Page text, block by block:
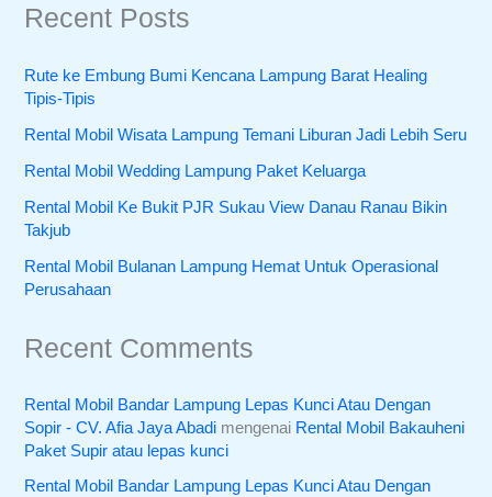
Recent Posts
Rute ke Embung Bumi Kencana Lampung Barat Healing
Tipis-Tipis
Rental Mobil Wisata Lampung Temani Liburan Jadi Lebih Seru
Rental Mobil Wedding Lampung Paket Keluarga
Rental Mobil Ke Bukit PJR Sukau View Danau Ranau Bikin
Takjub
Rental Mobil Bulanan Lampung Hemat Untuk Operasional
Perusahaan
Recent Comments
Rental Mobil Bandar Lampung Lepas Kunci Atau Dengan
Sopir - CV. Afia Jaya Abadi mengenai Rental Mobil Bakauheni
Paket Supir atau lepas kunci
Rental Mobil Bandar Lampung Lepas Kunci Atau Dengan